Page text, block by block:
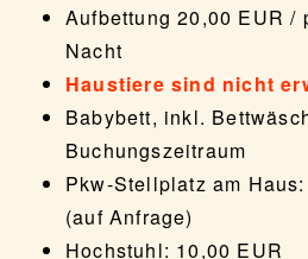
Aufbettung 20,00 EUR /
Nacht
Haustiere sind nicht
Babybett, inkl.
Buchungszeitraum
Pkw-Stellplatz am
(auf Anfrage)
Hochstuhl: 10,00 EUR